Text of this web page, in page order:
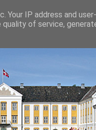
Your IP address and
of service,